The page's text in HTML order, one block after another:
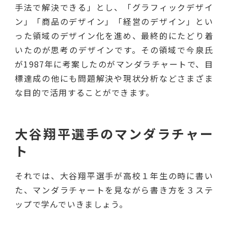
手法で解決できる」とし、「グラフィックデザイ
ン」「商品のデザイン」「経営のデザイン」とい
った領域のデザイン化を進め、最終的にたどり着
いたのが思考のデザインです。その領域で今泉氏
が1987年に考案したのがマンダラチャートで、目
標達成の他にも問題解決や現状分析などさまざま
な目的で活用することができます。
大谷翔平選手のマンダラチャー
ト
それでは、大谷翔平選手が高校１年生の時に書い
た、マンダラチャートを見ながら書き方を３ステ
ップで学んでいきましょう。